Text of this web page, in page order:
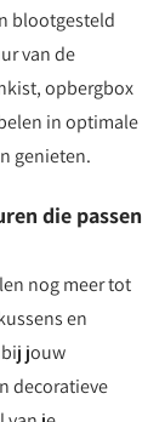
blootgesteld
van de
opbergbox
in optimale
genieten.
die passen
nog meer tot
en
jouw
decoratieve